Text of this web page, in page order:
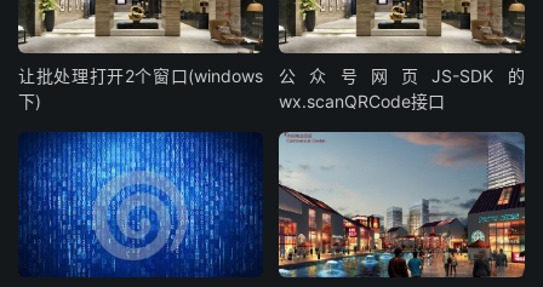
让批处理打开2个窗口(windows
下)
公众号网页JS-SDK的
wx.scanQRCode接口